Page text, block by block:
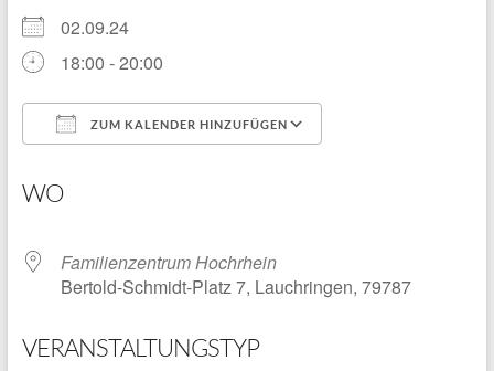
02.09.24
18:00 - 20:00
ZUM KALENDER HINZUFÜGEN
WO
Familienzentrum Hochrhein
Bertold-Schmidt-Platz 7, Lauchringen, 79787
VERANSTALTUNGSTYP